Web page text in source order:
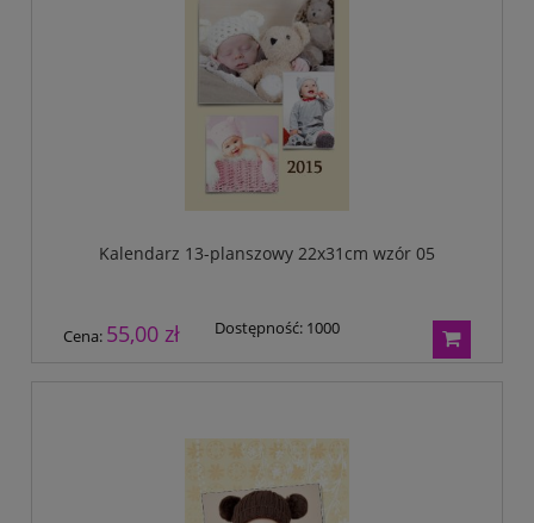
Kalendarz 13-planszowy 22x31cm wzór 05
Cena: 55,00 zł Dostępność: 1000